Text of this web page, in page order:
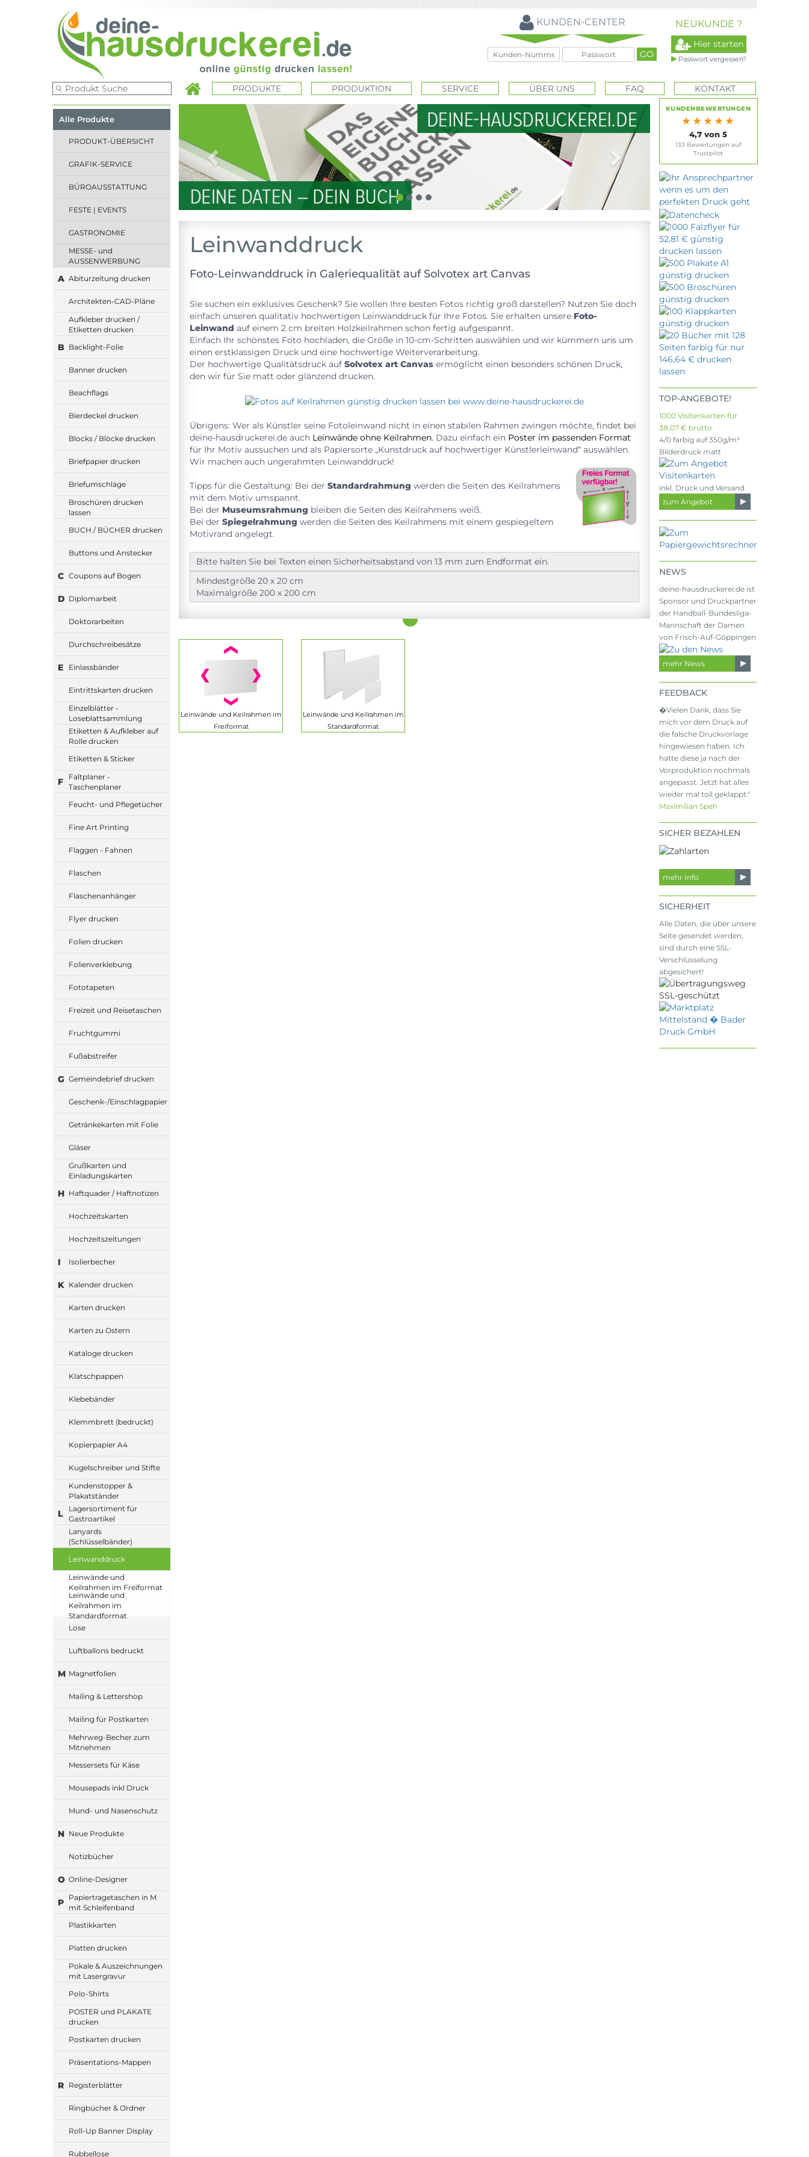
KUNDEN-CENTER NEUKUNDE ?
Hier starten
Passwort vergessen?
PRODUKTE PRODUKTION SERVICE ÜBER UNS FAQ KONTAKT
Alle Produkte
PRODUKT-ÜBERSICHT
GRAFIK-SERVICE
BÜROAUSSTATTUNG
FESTE | EVENTS
GASTRONOMIE
MESSE- und
AUSSENWERBUNG
A Abiturzeitung drucken
Architekten-CAD-Pläne
Aufkleber drucken /
Etiketten drucken
B Backlight-Folie
Banner drucken
Beachflags
Bierdeckel drucken
Blocks / Blöcke drucken
Briefpapier drucken
Briefumschläge
Broschüren drucken
lassen
BUCH / BÜCHER drucken
Buttons und Anstecker
C Coupons auf Bogen
D Diplomarbeit
Doktorarbeiten
Durchschreibesätze
E Einlassbänder
Eintrittskarten drucken
Einzelblätter -
Loseblattsammlung
Etiketten & Aufkleber auf
Rolle drucken
Etiketten & Sticker
F
Faltplaner -
Taschenplaner
Feucht- und Pflegetücher
Fine Art Printing
Flaggen - Fahnen
Flaschen
Flaschenanhänger
Flyer drucken
Folien drucken
Folienverklebung
Fototapeten
Freizeit und Reisetaschen
Fruchtgummi
Fußabstreifer
G Gemeindebrief drucken
Geschenk-/Einschlagpapier
Getränkekarten mit Folie
Gläser
Grußkarten und
Einladungskarten
H Haftquader / Haftnotizen
Hochzeitskarten
Hochzeitszeitungen
I Isolierbecher
K Kalender drucken
Karten drucken
Karten zu Ostern
Kataloge drucken
Klatschpappen
Klebebänder
Klemmbrett (bedruckt)
Kopierpapier A4
Kugelschreiber und Stifte
Kundenstopper &
Plakatständer
L
Lagersortiment für
Gastroartikel
Lanyards
(Schlüsselbänder)
Leinwanddruck
Leinwände und
Keilrahmen im Freiformat
Leinwände und
Keilrahmen im
Standardformat
Lose
Luftballons bedruckt
M Magnetfolien
Mailing & Lettershop
Mailing für Postkarten
Mehrweg-Becher zum
Mitnehmen
Messersets für Käse
Mousepads inkl Druck
Mund- und Nasenschutz
N Neue Produkte
Notizbücher
O Online-Designer
P Papiertragetaschen in M
mit Schleifenband
Plastikkarten
Platten drucken
Pokale & Auszeichnungen
mit Lasergravur
Polo-Shirts
POSTER und PLAKATE
drucken
Postkarten drucken
Präsentations-Mappen
R Registerblätter
Ringbücher & Ordner
Roll-Up Banner Display
Rubbellose
Previous Next
Leinwanddruck
Foto-Leinwanddruck in Galeriequalität auf Solvotex art Canvas
Sie suchen ein exklusives Geschenk? Sie wollen Ihre besten Fotos richtig groß darstellen? Nutzen Sie doch
einfach unseren qualitativ hochwertigen Leinwanddruck für Ihre Fotos. Sie erhalten unsere Foto-
Leinwand auf einem 2 cm breiten Holzkeilrahmen schon fertig aufgespannt.
Einfach Ihr schönstes Foto hochladen, die Größe in 10-cm-Schritten auswählen und wir kümmern uns um
einen erstklassigen Druck und eine hochwertige Weiterverarbeitung.
Der hochwertige Qualitätsdruck auf Solvotex art Canvas ermöglicht einen besonders schönen Druck,
den wir für Sie matt oder glänzend drucken.
Übrigens: Wer als Künstler seine Fotoleinwand nicht in einen stabilen Rahmen zwingen möchte, findet bei
deine-hausdruckerei.de auch Leinwände ohne Keilrahmen. Dazu einfach ein Poster im passenden Format
für Ihr Motiv aussuchen und als Papiersorte „Kunstdruck auf hochwertiger Künstlerleinwand“ auswählen.
Wir machen auch ungerahmten Leinwanddruck!
Tipps für die Gestaltung: Bei der Standardrahmung werden die Seiten des Keilrahmens
mit dem Motiv umspannt.
Bei der Museumsrahmung bleiben die Seiten des Keilrahmens weiß.
Bei der Spiegelrahmung werden die Seiten des Keilrahmens mit einem gespiegeltem
Motivrand angelegt.
Bitte halten Sie bei Texten einen Sicherheitsabstand von 13 mm zum Endformat ein.
Mindestgröße 20 x 20 cm
Maximalgröße 200 x 200 cm
Leinwände und Keilrahmen im
Freiformat
Leinwände und Keilrahmen im
Standardformat
KUNDENBEWERTUNGEN
★★★★★
4,7 von 5
133 Bewertungen auf
Trustpilot
TOP-ANGEBOTE!
1000 Visitenkarten für
38,07 € brutto
4/0 farbig auf 350g/m²
Bilderdruck matt
inkl. Druck und Versand
zum Angebot
NEWS
deine-hausdruckerei.de ist
Sponsor und Druckpartner
der Handball-Bundesliga-
Mannschaft der Damen
von Frisch-Auf-Göppingen
mehr News
FEEDBACK
�Vielen Dank, dass Sie
mich vor dem Druck auf
die falsche Druckvorlage
hingewiesen haben. Ich
hatte diese ja nach der
Vorproduktion nochmals
angepasst. Jetzt hat alles
wieder mal toll geklappt."
Maximilian Speh
SICHER BEZAHLEN
mehr Info
SICHERHEIT
Alle Daten, die über unsere
Seite gesendet werden,
sind durch eine SSL-
Verschlüsselung
abgesichert!